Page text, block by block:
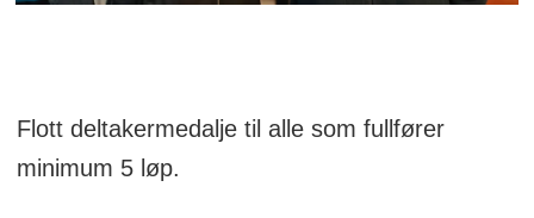
Flott deltakermedalje til alle som fullfører
minimum 5 løp.